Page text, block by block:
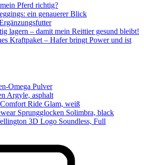
Pferd richtig?
ein genauerer Blick
lagern – damit mein Reittier gesund bleibt!
Kraftpaket – Hafer bringt Power und ist
Omega Pulver
Argyle, asphalt
Ride Glam, weiß
Sprungglocken Solimbra, black
3D Logo Soundless, Full